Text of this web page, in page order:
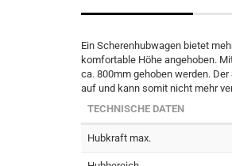
Ein Scherenhubwagen bietet
komfortable Höhe angehoben.
ca. 800mm gehoben werden.
auf und kann somit nicht mehr
TECHNISCHE DATEN
Hubkraft max.